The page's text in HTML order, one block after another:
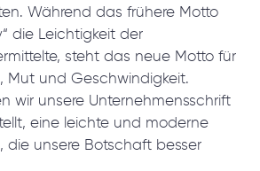
Während das frühere Motto
die Leichtigkeit der
steht das neue Motto für
Mut und Geschwindigkeit.
wir unsere Unternehmensschrift
eine leichte und moderne
die unsere Botschaft besser